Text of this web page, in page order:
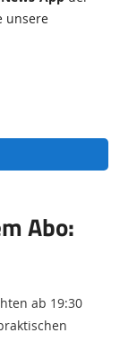
unsere
Abo:
ab 19:30